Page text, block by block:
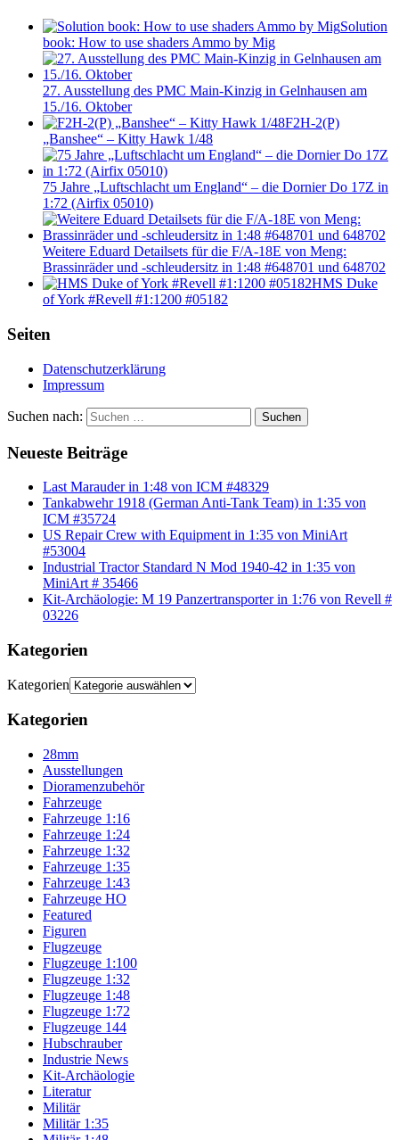
Solution
book: How to use shaders Ammo by Mig
27. Ausstellung des PMC Main-Kinzig in Gelnhausen am
15./16. Oktober
F2H-2(P)
„Banshee“ – Kitty Hawk 1/48
75 Jahre „Luftschlacht um England“ – die Dornier Do 17Z in
1:72 (Airfix 05010)
Weitere Eduard Detailsets für die F/A-18E von Meng:
Brassinräder und -schleudersitz in 1:48 #648701 und 648702
HMS Duke
of York #Revell #1:1200 #05182
Seiten
Datenschutzerklärung
Impressum
Suchen nach: Suchen
Neueste Beiträge
Last Marauder in 1:48 von ICM #48329
Tankabwehr 1918 (German Anti-Tank Team) in 1:35 von
ICM #35724
US Repair Crew with Equipment in 1:35 von MiniArt
#53004
Industrial Tractor Standard N Mod 1940-42 in 1:35 von
MiniArt # 35466
Kit-Archäologie: M 19 Panzertransporter in 1:76 von Revell #
03226
Kategorien
Kategorien
Kategorien
28mm
Ausstellungen
Dioramenzubehör
Fahrzeuge
Fahrzeuge 1:16
Fahrzeuge 1:24
Fahrzeuge 1:32
Fahrzeuge 1:35
Fahrzeuge 1:43
Fahrzeuge HO
Featured
Figuren
Flugzeuge
Flugzeuge 1:100
Flugzeuge 1:32
Flugzeuge 1:48
Flugzeuge 1:72
Flugzeuge 144
Hubschrauber
Industrie News
Kit-Archäologie
Literatur
Militär
Militär 1:35